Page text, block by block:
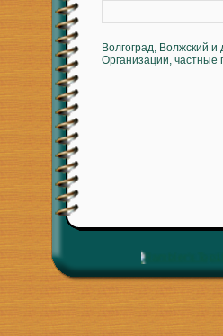
Волгоград, Волжский и
Организации, частные